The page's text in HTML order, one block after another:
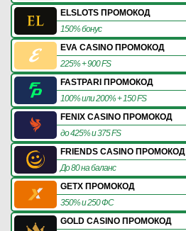
ELSLOTS ПРОМОКОД
150% бонус
EVA CASINO ПРОМОКОД
225% + 900 FS
FASTPARI ПРОМОКОД
100% или 200% + 150 FS
FENIX CASINO ПРОМОКОД
до 425% и 375 FS
FRIENDS CASINO ПРОМОКОД
До 80 на баланс
GETX ПРОМОКОД
350% и 250 ФС
GOLD CASINO ПРОМОКОД